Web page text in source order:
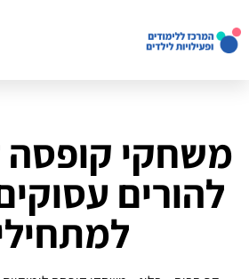
משחקי קופסה
להורים